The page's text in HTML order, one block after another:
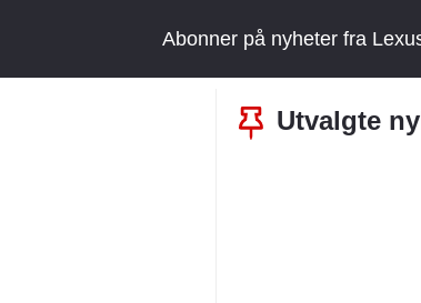
Abonner på nyheter fra
Utvalgte